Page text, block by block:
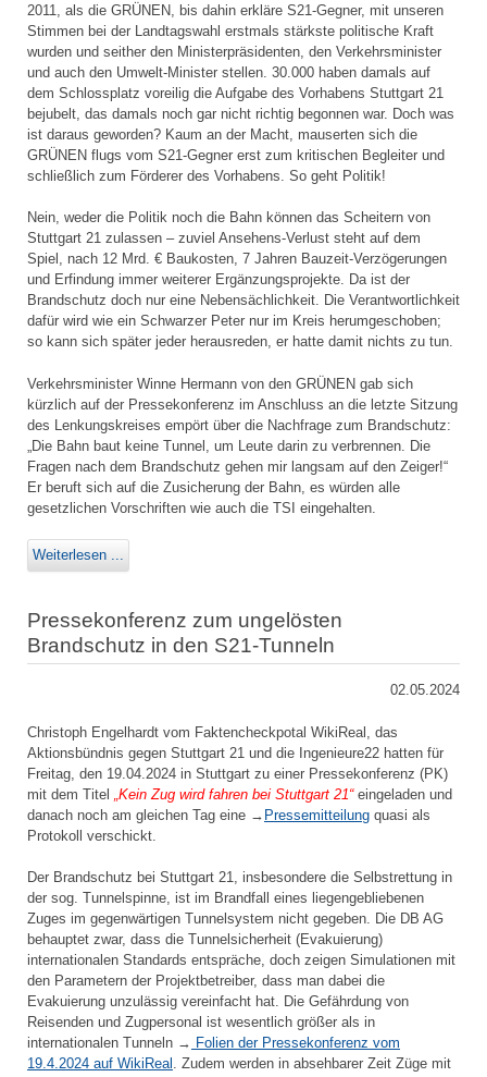
2011, als die GRÜNEN, bis dahin erkläre S21-Gegner, mit unseren
Stimmen bei der Landtagswahl erstmals stärkste politische Kraft
wurden und seither den Ministerpräsidenten, den Verkehrsminister
und auch den Umwelt-Minister stellen. 30.000 haben damals auf
dem Schlossplatz voreilig die Aufgabe des Vorhabens Stuttgart 21
bejubelt, das damals noch gar nicht richtig begonnen war. Doch was
ist daraus geworden? Kaum an der Macht, mauserten sich die
GRÜNEN flugs vom S21-Gegner erst zum kritischen Begleiter und
schließlich zum Förderer des Vorhabens. So geht Politik!
Nein, weder die Politik noch die Bahn können das Scheitern von
Stuttgart 21 zulassen – zuviel Ansehens-Verlust steht auf dem
Spiel, nach 12 Mrd. € Baukosten, 7 Jahren Bauzeit-Verzögerungen
und Erfindung immer weiterer Ergänzungsprojekte. Da ist der
Brandschutz doch nur eine Nebensächlichkeit. Die Verantwortlichkeit
dafür wird wie ein Schwarzer Peter nur im Kreis herumgeschoben;
so kann sich später jeder herausreden, er hatte damit nichts zu tun.
Verkehrsminister Winne Hermann von den GRÜNEN gab sich
kürzlich auf der Pressekonferenz im Anschluss an die letzte Sitzung
des Lenkungskreises empört über die Nachfrage zum Brandschutz:
„Die Bahn baut keine Tunnel, um Leute darin zu verbrennen. Die
Fragen nach dem Brandschutz gehen mir langsam auf den Zeiger!“
Er beruft sich auf die Zusicherung der Bahn, es würden alle
gesetzlichen Vorschriften wie auch die TSI eingehalten.
Weiterlesen ...
Pressekonferenz zum ungelösten
Brandschutz in den S21-Tunneln
02.05.2024
Christoph Engelhardt vom Faktencheckpotal WikiReal, das
Aktionsbündnis gegen Stuttgart 21 und die Ingenieure22 hatten für
Freitag, den 19.04.2024 in Stuttgart zu einer Pressekonferenz (PK)
mit dem Titel „Kein Zug wird fahren bei Stuttgart 21“eingeladen und
danach noch am gleichen Tag eine → Pressemitteilung quasi als
Protokoll verschickt.
Der Brandschutz bei Stuttgart 21, insbesondere die Selbstrettung in
der sog. Tunnelspinne, ist im Brandfall eines liegengebliebenen
Zuges im gegenwärtigen Tunnelsystem nicht gegeben. Die DB AG
behauptet zwar, dass die Tunnelsicherheit (Evakuierung)
internationalen Standards entspräche, doch zeigen Simulationen mit
den Parametern der Projektbetreiber, dass man dabei die
Evakuierung unzulässig vereinfacht hat. Die Gefährdung von
Reisenden und Zugpersonal ist wesentlich größer als in
internationalen Tunneln → Folien der Pressekonferenz vom
19.4.2024 auf WikiReal . Zudem werden in absehbarer Zeit Züge mit